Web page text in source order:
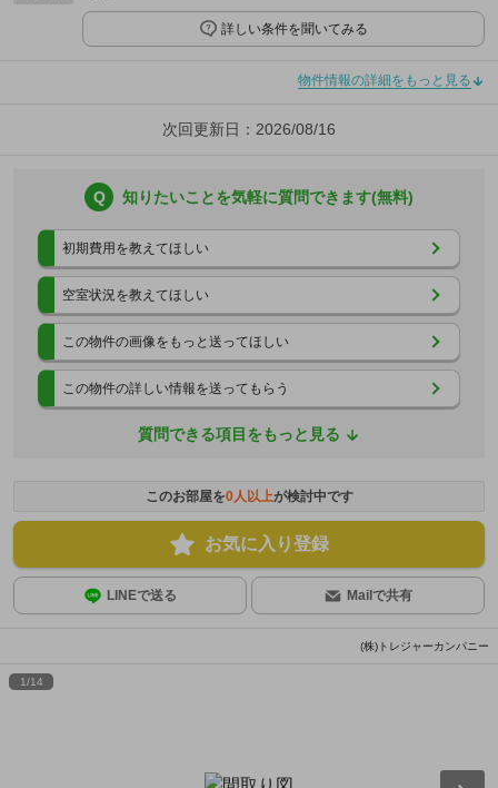
詳しい条件を聞いてみる
物件情報の詳細をもっと見る
次回更新日：2026/08/16
Q 知りたいことを気軽に質問できます(無料)
初期費用を教えてほしい
空室状況を教えてほしい
この物件の画像をもっと送ってほしい
この物件の詳しい情報を送ってもらう
質問できる項目をもっと見る
このお部屋を0人以上が検討中です
お気に入り登録
LINEで送る Mailで共有
(株)トレジャーカンパニー
1/14